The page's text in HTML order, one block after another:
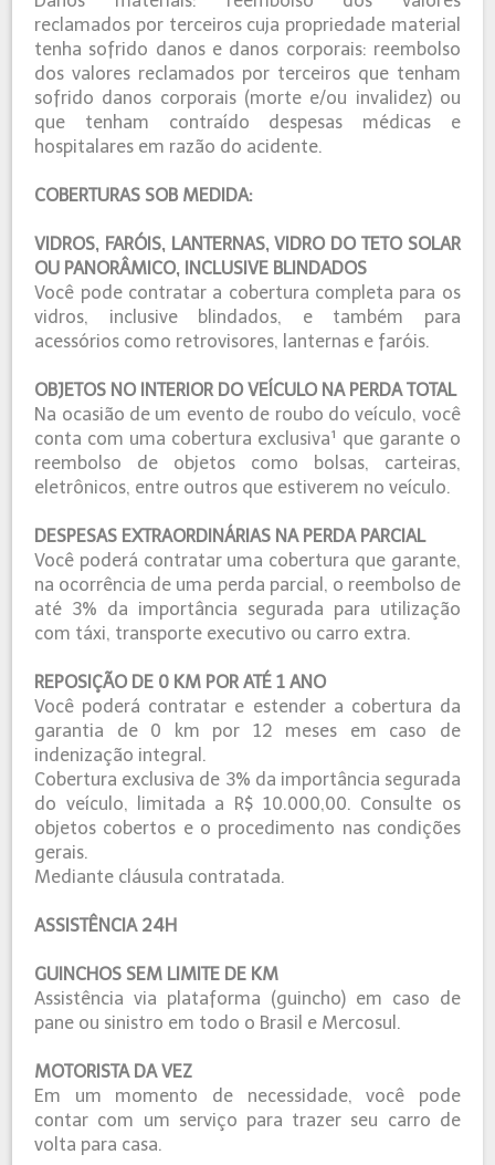
reclamados por terceiros cuja propriedade material
tenha sofrido danos e danos corporais: reembolso
dos valores reclamados por terceiros que tenham
sofrido danos corporais (morte e/ou invalidez) ou
que tenham contraído despesas médicas e
hospitalares em razão do acidente.
COBERTURAS SOB MEDIDA:
VIDROS, FARÓIS, LANTERNAS, VIDRO DO TETO SOLAR
OU PANORÂMICO, INCLUSIVE BLINDADOS
Você pode contratar a cobertura completa para os
vidros, inclusive blindados, e também para
acessórios como retrovisores, lanternas e faróis.
OBJETOS NO INTERIOR DO VEÍCULO NA PERDA TOTAL
Na ocasião de um evento de roubo do veículo, você
conta com uma cobertura exclusiva¹ que garante o
reembolso de objetos como bolsas, carteiras,
eletrônicos, entre outros que estiverem no veículo.
DESPESAS EXTRAORDINÁRIAS NA PERDA PARCIAL
Você poderá contratar uma cobertura que garante,
na ocorrência de uma perda parcial, o reembolso de
até 3% da importância segurada para utilização
com táxi, transporte executivo ou carro extra.
REPOSIÇÃO DE 0 KM POR ATÉ 1 ANO
Você poderá contratar e estender a cobertura da
garantia de 0 km por 12 meses em caso de
indenização integral.
Cobertura exclusiva de 3% da importância segurada
do veículo, limitada a R$ 10.000,00. Consulte os
objetos cobertos e o procedimento nas condições
gerais.
Mediante cláusula contratada.
ASSISTÊNCIA 24H
GUINCHOS SEM LIMITE DE KM
Assistência via plataforma (guincho) em caso de
pane ou sinistro em todo o Brasil e Mercosul.
MOTORISTA DA VEZ
Em um momento de necessidade, você pode
contar com um serviço para trazer seu carro de
volta para casa.